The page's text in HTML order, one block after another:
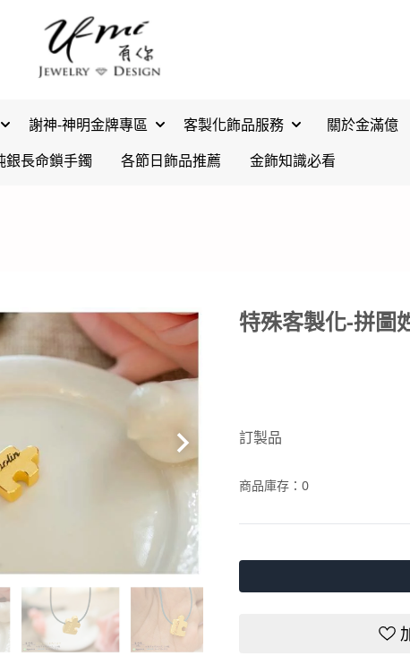
謝神-神明金牌專區 客製化飾品服務 關於金滿億
銀長命鎖手鐲
各節日飾品推薦 金飾知識必看
特殊客製化-拼圖
訂製品
商品庫存：0